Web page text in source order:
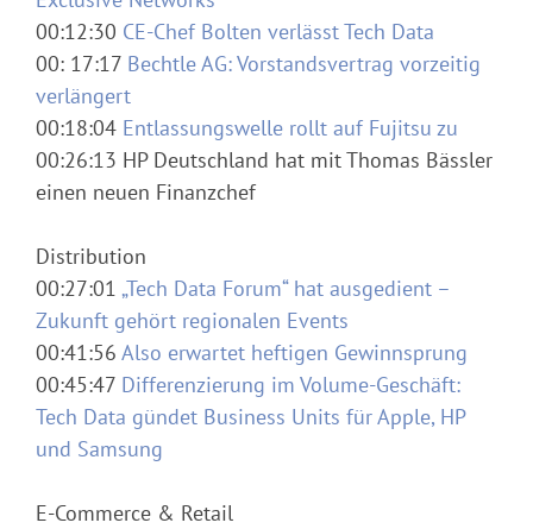
00:12:30 CE-Chef Bolten verlässt Tech Data
00: 17:17 Bechtle AG: Vorstandsvertrag vorzeitig
verlängert
00:18:04 Entlassungswelle rollt auf Fujitsu zu
00:26:13 HP Deutschland hat mit Thomas Bässler
einen neuen Finanzchef
Distribution
00:27:01 „Tech Data Forum“ hat ausgedient –
Zukunft gehört regionalen Events
00:41:56 Also erwartet heftigen Gewinnsprung
00:45:47 Differenzierung im Volume-Geschäft:
Tech Data gündet Business Units für Apple, HP
und Samsung
E-Commerce & Retail